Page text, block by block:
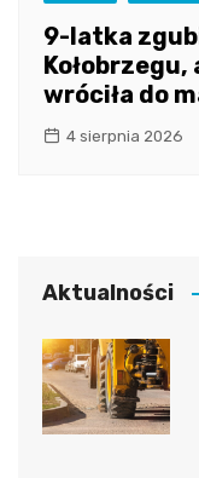
9-latka
wróciła do
4 sierpnia 2026
Aktualności